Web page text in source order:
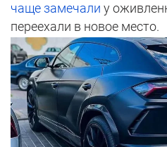
чаще замечали у
переехали в новое место.